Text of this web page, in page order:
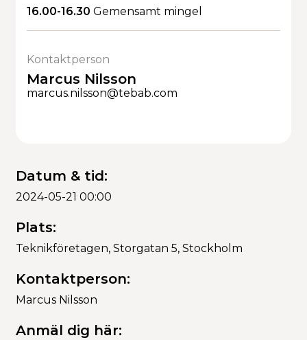
Datum & tid:
2024-05-21 00:00
Plats:
Teknikföretagen, Storgatan 5, Stockholm
Kontaktperson:
Marcus Nilsson
Anmäl dig här:
16.00-16.30 Gemensamt mingel
Kontaktperson
Marcus Nilsson
marcus.nilsson@tebab.com